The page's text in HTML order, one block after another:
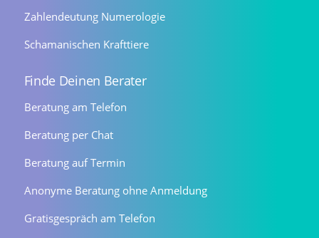
Zahlendeutung Numerologie
Schamanischen Krafttiere
Finde Deinen Berater
Beratung am Telefon
Beratung per Chat
Beratung auf Termin
Anonyme Beratung ohne Anmeldung
Gratisgespräch am Telefon